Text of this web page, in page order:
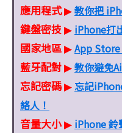
應用程式▶教你把
鍵盤密技▶ iPhone打
國家地區▶App Store
藍牙配對▶教你避免
忘記密碼▶忘記
絡人！
音量大小▶ iPhone 鈴